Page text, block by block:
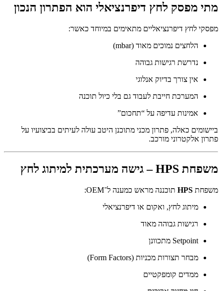
מתי מפסק לחץ דיפרנציאלי הוא הפתרון הנכון
מפסקי לחץ דיפרנציאליים מתאימים במיוחד כאשר:
הלחצים נמוכים מאוד (mbar)
נדרשת רגישות גבוהה
אין צורך בדיוק אנלוגי
המערכת חייבת לעבוד גם בלי כיול תוכנה
אמינות עדיפה על “תחכום”
ביישומים כאלה, פתרון מכני מתוכנן היטב עולה לעיתים בביצועיו על
פתרון אלקטרוני מורכב.
משפחת HPS – גישה מערכתית למיתוג לחץ
משפחת HPS תוכננה מראש כמענה ל־OEM:
מיתוג לחץ, ואקום או דיפרנציאלי
רגישות גבוהה מאוד
Setpoint מתכוונן
מבחר תצורות מכניות (Form Factors)
ממדים קומפקטיים